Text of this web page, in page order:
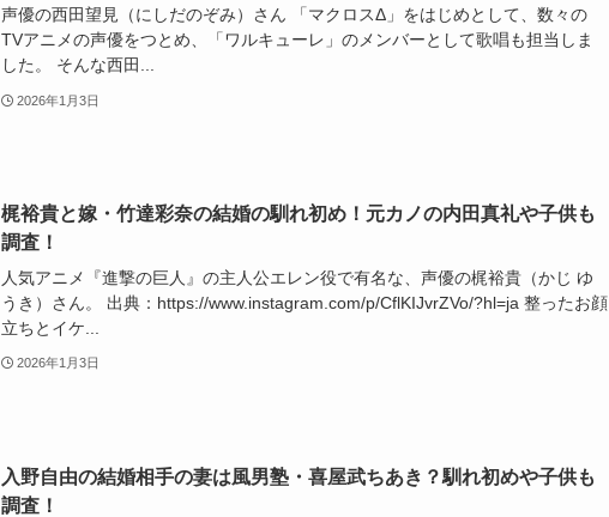
声優の西田望見（にしだのぞみ）さん 「マクロスΔ」をはじめとして、数々の
TVアニメの声優をつとめ、「ワルキューレ」のメンバーとして歌唱も担当しま
した。 そんな西田...
2026年1月3日
梶裕貴と嫁・竹達彩奈の結婚の馴れ初め！元カノの内田真礼や子供も
調査！
人気アニメ『進撃の巨人』の主人公エレン役で有名な、声優の梶裕貴（かじ ゆ
うき）さん。 出典：https://www.instagram.com/p/CflKIJvrZVo/?hl=ja 整ったお顔
立ちとイケ...
2026年1月3日
入野自由の結婚相手の妻は風男塾・喜屋武ちあき？馴れ初めや子供も
調査！